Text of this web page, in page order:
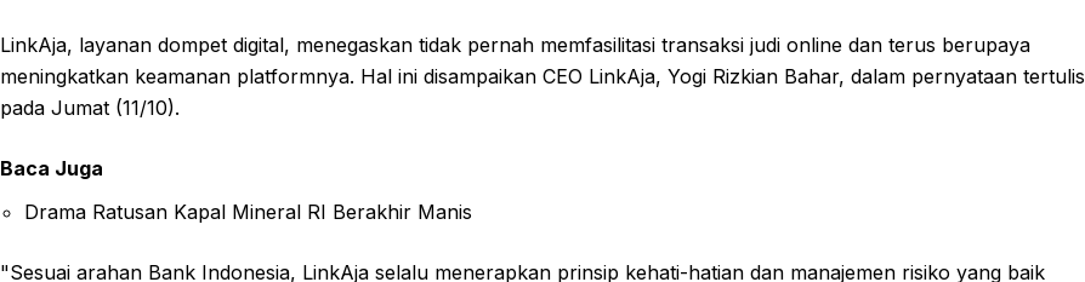
LinkAja, layanan dompet digital, menegaskan tidak pernah memfasilitasi transaksi judi online dan terus berupaya
meningkatkan keamanan platformnya. Hal ini disampaikan CEO LinkAja, Yogi Rizkian Bahar, dalam pernyataan tertulis
pada Jumat (11/10).
Baca Juga
Drama Ratusan Kapal Mineral RI Berakhir Manis
"Sesuai arahan Bank Indonesia, LinkAja selalu menerapkan prinsip kehati-hatian dan manajemen risiko yang baik